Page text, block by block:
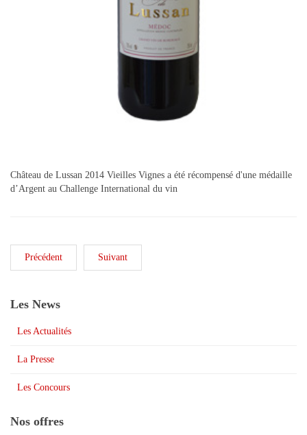
Château de Lussan 2014 Vieilles Vignes a été récompensé d'une médaille
d’Argent au Challenge International du vin
Précédent Suivant
Les News
Les Actualités
La Presse
Les Concours
Nos offres